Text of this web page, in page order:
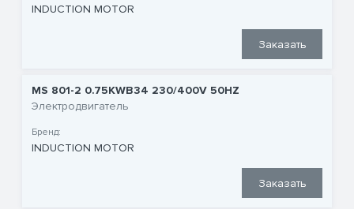
INDUCTION MOTOR
Заказать
MS 801-2 0.75KWB34 230/400V 50HZ
Электродвигатель
Бренд:
INDUCTION MOTOR
Заказать